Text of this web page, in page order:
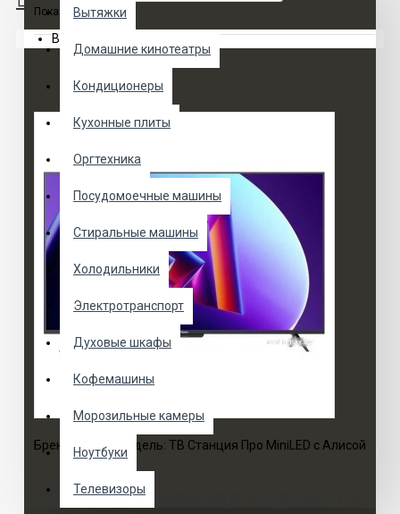
Вытяжки
Домашние кинотеатры
Кондиционеры
Кухонные плиты
Оргтехника
Посудомоечные машины
Стиральные машины
Холодильники
Электротранспорт
Духовые шкафы
Кофемашины
Морозильные камеры
Ноутбуки
Телевизоры
Ваша корзина пуста!
Показать:
Бренд:
Модель: ТВ Станция Про MiniLED с Алисой
MiniLED телевизор Яндекс ТВ